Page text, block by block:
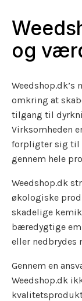
og
omkring at
tilgang til
Virksomheden
forpligter sig til
gennem hele
Weedshop.dk
økologiske
skadelige
bæredygtige
eller nedbrydes
Gennem en
Weedshop.dk